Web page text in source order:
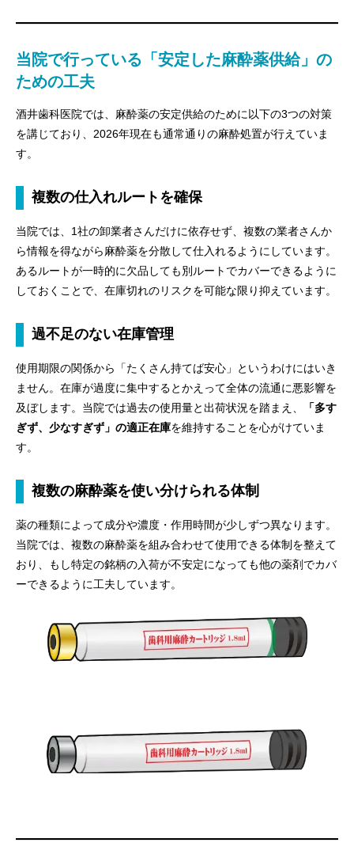
当院で行っている「安定した麻酔薬供給」の
ための工夫
酒井歯科医院では、麻酔薬の安定供給のために以下の3つの対策
を講じており、2026年現在も通常通りの麻酔処置が行えていま
す。
複数の仕入れルートを確保
当院では、1社の卸業者さんだけに依存せず、複数の業者さんか
ら情報を得ながら麻酔薬を分散して仕入れるようにしています。
あるルートが一時的に欠品しても別ルートでカバーできるように
しておくことで、在庫切れのリスクを可能な限り抑えています。
過不足のない在庫管理
使用期限の関係から「たくさん持てば安心」というわけにはいき
ません。在庫が過度に集中するとかえって全体の流通に悪影響を
及ぼします。当院では過去の使用量と出荷状況を踏まえ、
「多す
ぎず、少なすぎず」の適正在庫を維持することを心がけていま
す。
複数の麻酔薬を使い分けられる体制
薬の種類によって成分や濃度・作用時間が少しずつ異なります。
当院では、複数の麻酔薬を組み合わせて使用できる体制を整えて
おり、もし特定の銘柄の入荷が不安定になっても他の薬剤でカバ
ーできるように工夫しています。